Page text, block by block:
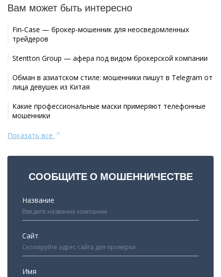
Вам может быть интересно
Fin-Case — брокер-мошенник для неосведомленных
трейдеров
Stentton Group — афера под видом брокерской компании
Обман в азиатском стиле: мошенники пишут в Telegram от
лица девушек из Китая
Какие профессиональные маски примеряют телефонные
мошенники
Показать все
СООБЩИТЕ О МОШЕННИЧЕСТВЕ
Название
Сайт
Имя